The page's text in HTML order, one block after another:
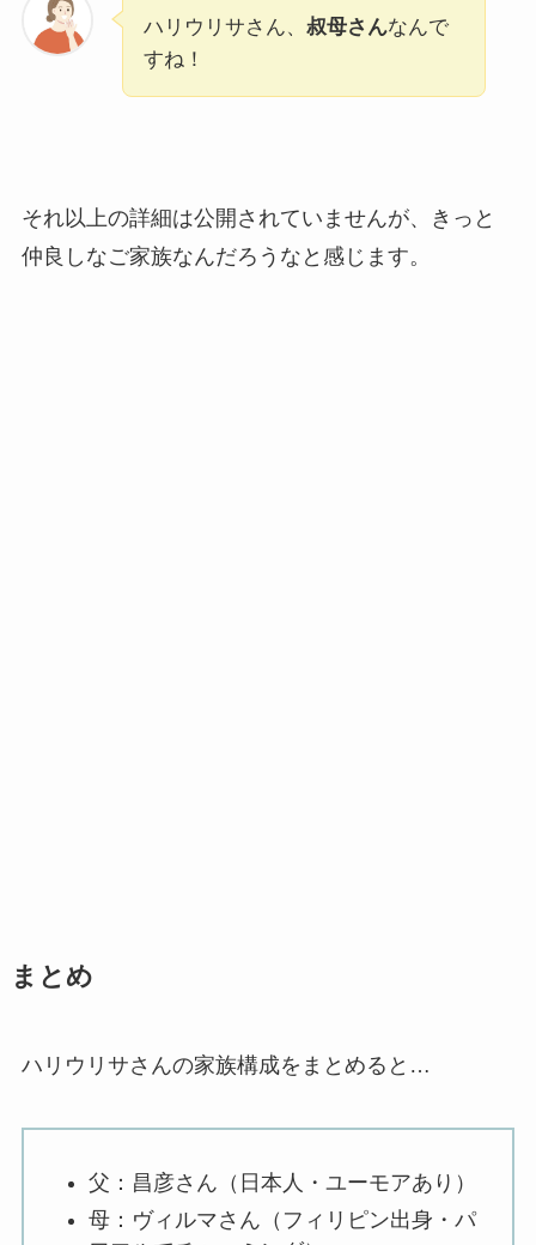
ハリウリサさん、 叔母さんなんで
すね！
それ以上の詳細は公開されていませんが、きっと
仲良しなご家族なんだろうなと感じます。
まとめ
ハリウリサさんの家族構成をまとめると…
父：昌彦さん（日本人・ユーモアあり）
母：ヴィルマさん（フィリピン出身・パ